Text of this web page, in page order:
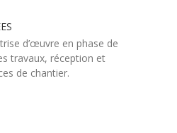
d’œuvre en phase de
travaux, réception et
de chantier.